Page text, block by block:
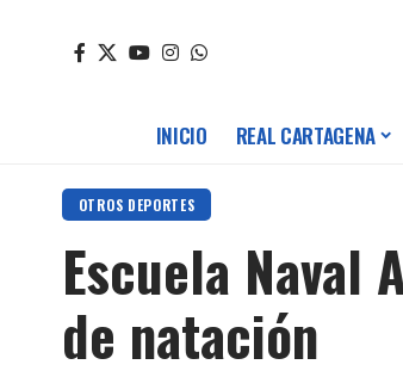
INICIO REAL CARTAGENA
OTROS DEPORTES
Escuela Naval
de natación